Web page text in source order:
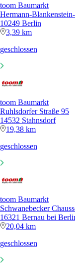
toom Baumarkt
Hermann-
10249 Berlin
3,39 km
geschlossen
toom Baumarkt
Ruhlsdorfer Straße 95
14532 Stahnsdorf
19,38 km
geschlossen
toom Baumarkt
Schwanebecker
16321 Bernau bei
20,04 km
geschlossen